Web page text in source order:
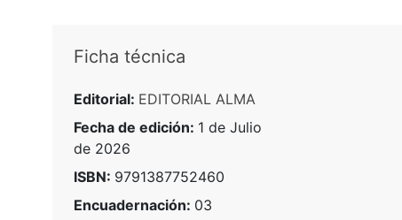
Ficha técnica
Editorial: EDITORIAL ALMA
Fecha de edición: 1 de Julio
de 2026
ISBN: 9791387752460
Encuadernación: 03